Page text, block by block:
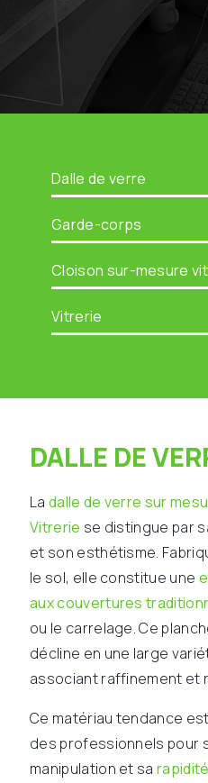
Dalle de verre
Garde-corps
Cloison sur-mesure
Vitrerie
DALLE DE
La dalle de verre sur
Vitrerie se distingue par
et son esthétisme.
le sol, elle constitue une
aux couvertures
ou le carrelage. Ce
décline en une large
associant raffinement et
Ce matériau tendance
des professionnels pour
manipulation et sa